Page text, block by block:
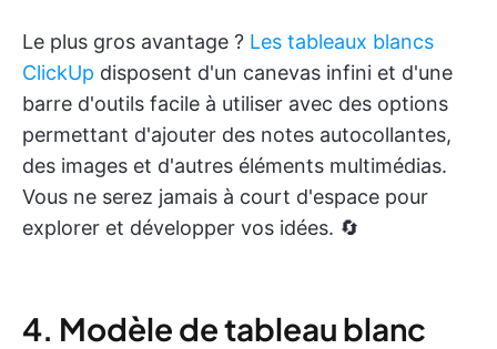
Le plus gros avantage ? Les tableaux blancs
ClickUp disposent d'un canevas infini et d'une
barre d'outils facile à utiliser avec des options
permettant d'ajouter des notes autocollantes,
des images et d'autres éléments multimédias.
Vous ne serez jamais à court d'espace pour
explorer et développer vos idées. 🔄
4. Modèle de tableau blanc